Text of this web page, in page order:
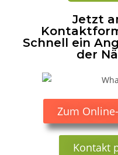
Jetzt
Schnell ein
der
Zum
Kontakt